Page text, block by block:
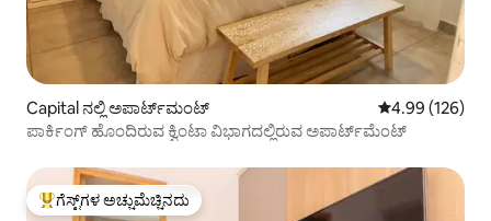
Capital ನಲ್ಲಿ ಅಪಾರ್ಟ್‌ಮಂಟ್ 5 ರಲ್ಲಿ 4.99
4.99 (126)
ಪಾರ್ಕಿಂಗ್ ಹೊಂದಿರುವ ಕ್ವಿಂಟಾ ವಿಭಾಗದಲ್ಲಿರುವ ಅಪಾರ್ಟ್‌ಮೆಂಟ್
ಗೆಸ್ಟ್‌ಗಳಿಗೆ ಅತಿ ಹೆಚ್ಚು ಅಚ್ಚುಮೆಚ್ಚಿನದು
ಗೆಸ್ಟ್‌ಗಳ ಅಚ್ಚುಮೆಚ್ಚಿನದು